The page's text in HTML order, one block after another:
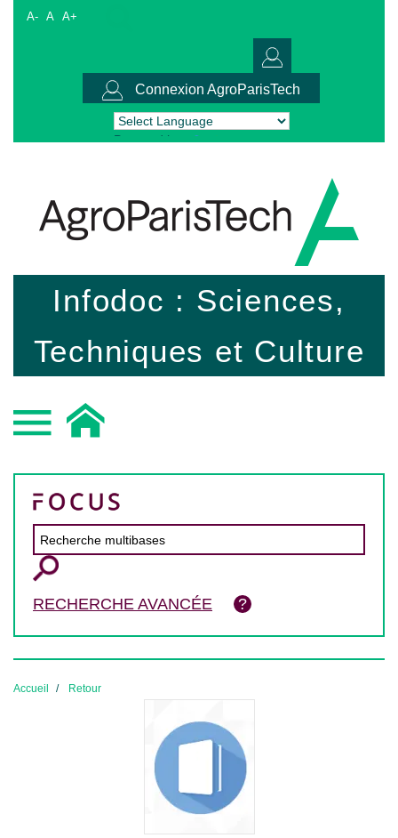
A- A A+
Connexion AgroParisTech
Powered by Translate
Infodoc : Sciences,
Techniques et Culture
RECHERCHE AVANCÉE
Accueil Retour